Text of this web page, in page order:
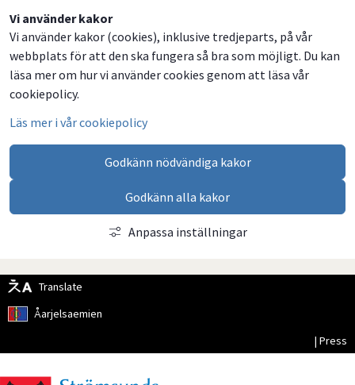
Vi använder kakor
Vi använder kakor (cookies), inklusive tredjeparts, på vår
webbplats för att den ska fungera så bra som möjligt. Du kan
läsa mer om hur vi använder cookies genom att läsa vår
cookiepolicy.
Läs mer i vår cookiepolicy
Godkänn nödvändiga kakor
Godkänn alla kakor
Anpassa inställningar
Translate
Åarjelsaemien
| Press
Dela
på
Facebook
Dela
på
Twitter
Dela
på
LinkedIn
Dela
via
email